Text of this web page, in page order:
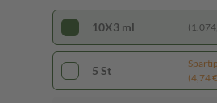
10X3 ml
5 St
(4,74